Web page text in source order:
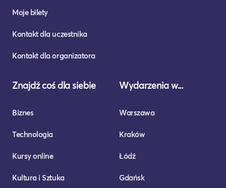
Moje bilety
Kontakt dla uczestnika
Kontakt dla organizatora
Znajdź coś dla siebie
Biznes
Technologia
Kursy online
Kultura i Sztuka
Wydarzenia w...
Warszawa
Kraków
Łódź
Gdańsk